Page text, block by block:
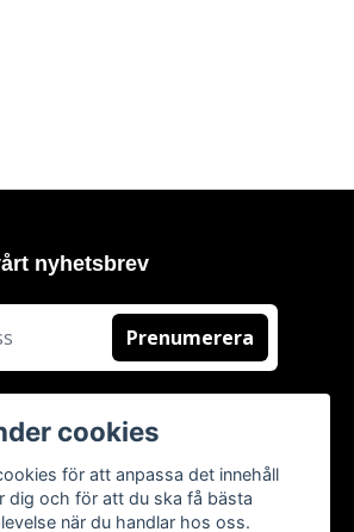
nyhetsbrev
Prenumerera
cookies
för att anpassa det innehåll
dig och för att du ska få bästa
när du handlar hos oss.